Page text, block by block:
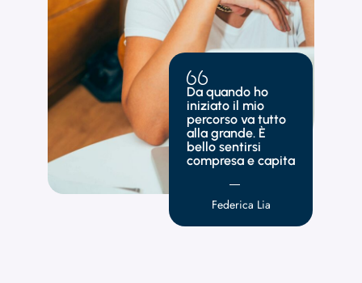
Da quando ho
iniziato il mio
percorso va tutto
alla grande. È
bello sentirsi
compresa e capita
Federica Lia